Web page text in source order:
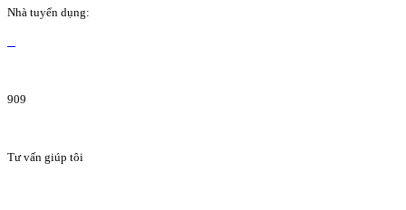
Nhà tuyển dụng:
909
Tư vấn giúp tôi